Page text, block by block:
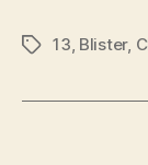
Schlagwörter
13, Blister,